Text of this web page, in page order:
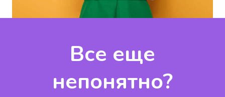
Все еще
непонятно?